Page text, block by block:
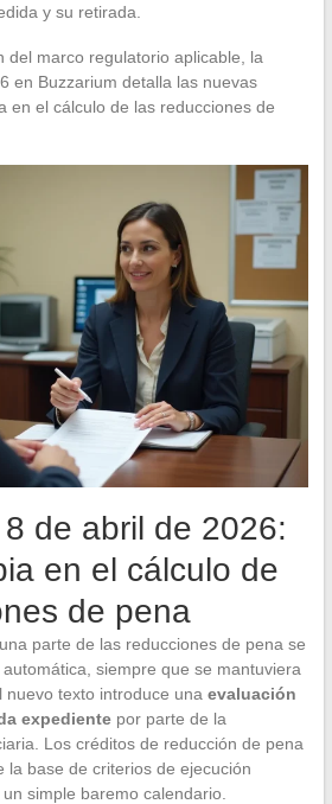
y su retirada.
del marco regulatorio aplicable, la
en Buzzarium detalla las nuevas
en el cálculo de las reducciones de
de abril de 2026:
en el cálculo de
de pena
parte de las reducciones de pena se
siempre que se mantuviera
nuevo texto introduce una evaluación
expedientepor parte de la
Los créditos de reducción de pena
la base de criterios de ejecución
simple baremo calendario.